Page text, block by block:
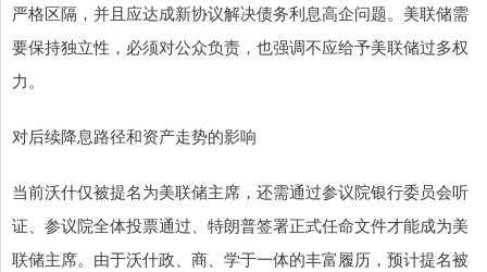
严格区隔，并且应达成新协议解决债务利息高企问题。美联储需
要保持独立性，必须对公众负责，也强调不应给予美联储过多权
力。
对后续降息路径和资产走势的影响
当前沃什仅被提名为美联储主席，还需通过参议院银行委员会听
证、参议院全体投票通过、特朗普签署正式任命文件才能成为美
联储主席。由于沃什政、商、学于一体的丰富履历，预计提名被